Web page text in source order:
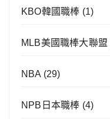
KBO韓國職棒 (1)
MLB美國職棒大聯盟
NBA (29)
NPB日本職棒 (4)